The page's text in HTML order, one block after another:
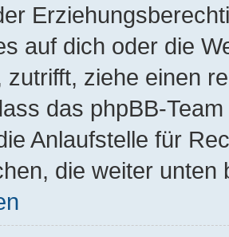
auf dich oder die
ziehe einen
das phpBB-
Anlaufstelle für
die weiter unten